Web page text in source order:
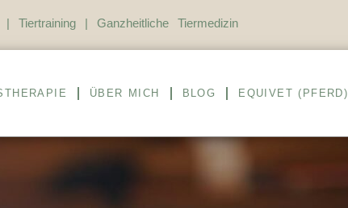
| Tiertraining | Ganzheitliche Tiermedizin
ÜBER MICH BLOG EQUIVET (PFERD)